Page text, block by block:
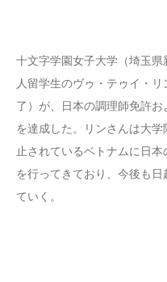
十文字学園女子大学（埼玉
人留学生のヴゥ・テゥイ・
了）が、日本の調理師免許
を達成した。リンさんは大
止されているベトナムに日
を行ってきており、今後も
ていく。